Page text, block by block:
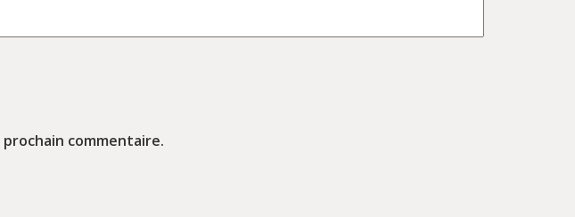
commentaire.